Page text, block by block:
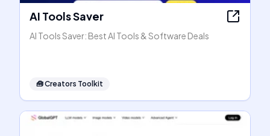
AI Tools Saver
AI Tools Saver: Best AI Tools & Software Deals
🧰Creators Toolkit